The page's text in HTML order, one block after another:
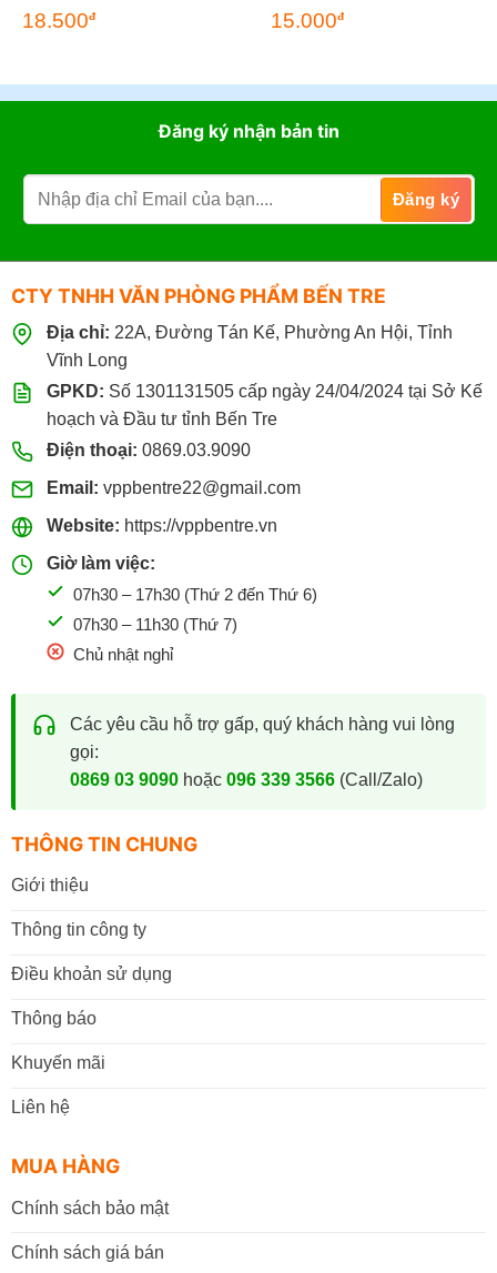
18.500đ 15.000đ
Đăng ký nhận bản tin
CTY TNHH VĂN PHÒNG PHẨM BẾN TRE
Địa chỉ: 22A, Đường Tán Kế, Phường An Hội, Tỉnh
Vĩnh Long
GPKD: Số 1301131505 cấp ngày 24/04/2024 tại Sở Kế
hoạch và Đầu tư tỉnh Bến Tre
Điện thoại: 0869.03.9090
Email: vppbentre22@gmail.com
Website: https://vppbentre.vn
Giờ làm việc:
07h30 – 17h30 (Thứ 2 đến Thứ 6)
07h30 – 11h30 (Thứ 7)
Chủ nhật nghỉ
Các yêu cầu hỗ trợ gấp, quý khách hàng vui lòng
gọi:
0869 03 9090hoặc 096 339 3566(Call/Zalo)
THÔNG TIN CHUNG
Giới thiệu
Thông tin công ty
Điều khoản sử dụng
Thông báo
Khuyến mãi
Liên hệ
MUA HÀNG
Chính sách bảo mật
Chính sách giá bán